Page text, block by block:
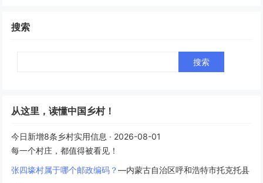
搜索
Search
从这里，读懂中国乡村！
今日新增8条乡村实用信息 · 2026-08-01
每一个村庄，都值得被看见！
张四壕村属于哪个邮政编码？—内蒙古自治区呼和浩特市托克托县